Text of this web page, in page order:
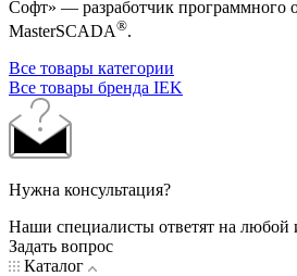
Софт» — разработчик программного
MasterSCADA®.
Все товары категории
Все товары бренда IEK
Нужна консультация?
Наши специалисты ответят на
Задать вопрос
Каталог